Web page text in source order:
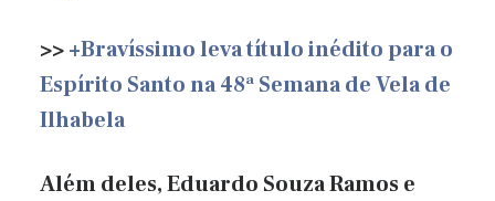
>>+Bravíssimo leva título inédito para o
Espírito Santo na 48ª Semana de Vela de
Ilhabela
Além deles, Eduardo Souza Ramos e